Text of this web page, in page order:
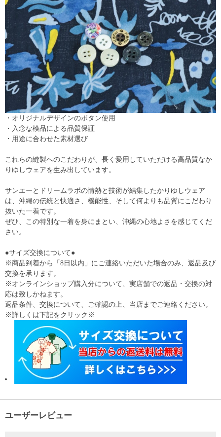
・オリジナルデザインのボタン使用
・入念な検品による品質保証
・用途に合わせた素材選び
これらの縫製へのこだわりが、長く愛用していただける高品質なか
りゆしウェアを生み出しています。
サンエーとドリームラボの情熱と技術が結集したかりゆしウェア
は、沖縄の伝統と快適さ、機能性、そして何よりも品質にこだわり
抜いた一着です。
ぜひ、この特別な一着を身にまとい、沖縄の心地よさを感じてくだ
さい。
●サイズ交換について●
※商品到着から「8日以内」にご連絡いただいた場合のみ、返品及び
交換を承ります。
※オンラインショップ購入分について、実店舗での返品・交換の対
応は致しかねます。
返品条件、交換について、ご確認の上、当店までご連絡ください。
※詳しくは下記をクリック※
ユーザーレビュー